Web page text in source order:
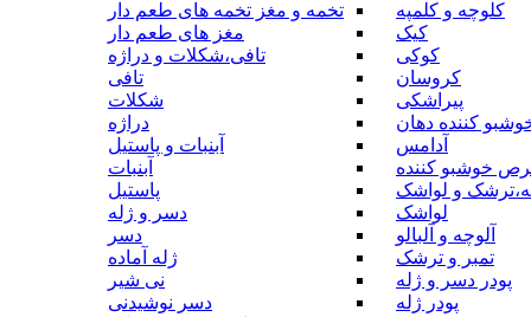
کلوچه و کلمپه
کیک
کوکی
کروسان
پیراشکی
کننده دهان
آدامس
خوشبو کننده
و لواشک
لواشک
آلوچه و آلبالو
تمبر و ترشک
پودر دسر و ژله
پودر ژله
تخمه و مغز تخمه های طعم دار
مغز های طعم دار
تافی،شکلات و دراژه
تافی
شکلات
دراژه
آبنبات و پاستیل
آبنبات
پاستیل
دسر و ژله
دسر
ژله آماده
نی شیر
دسر نوشیدنی